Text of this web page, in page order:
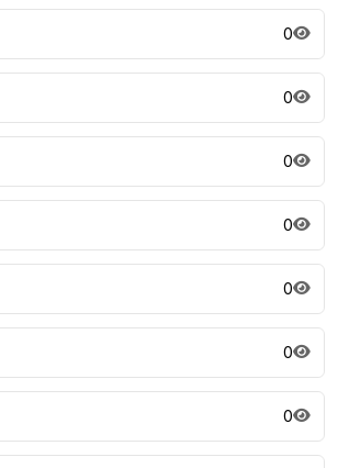
0
0
0
0
0
0
0